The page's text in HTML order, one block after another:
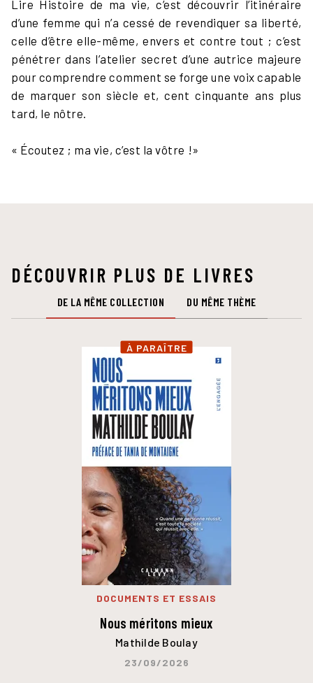
Lire Histoire de ma vie, c’est découvrir l’itinéraire
d’une femme qui n’a cessé de revendiquer sa liberté,
celle d’être elle-même, envers et contre tout ; c’est
pénétrer dans l’atelier secret d’une autrice majeure
pour comprendre comment se forge une voix capable
de marquer son siècle et, cent cinquante ans plus
tard, le nôtre.
« Écoutez ; ma vie, c’est la vôtre !»
DÉCOUVRIR PLUS DE LIVRES
DE LA MÊME COLLECTION DU MÊME THÈME
À PARAÎTRE
DOCUMENTS ET ESSAIS
Nous méritons mieux
Mathilde Boulay
23/09/2026